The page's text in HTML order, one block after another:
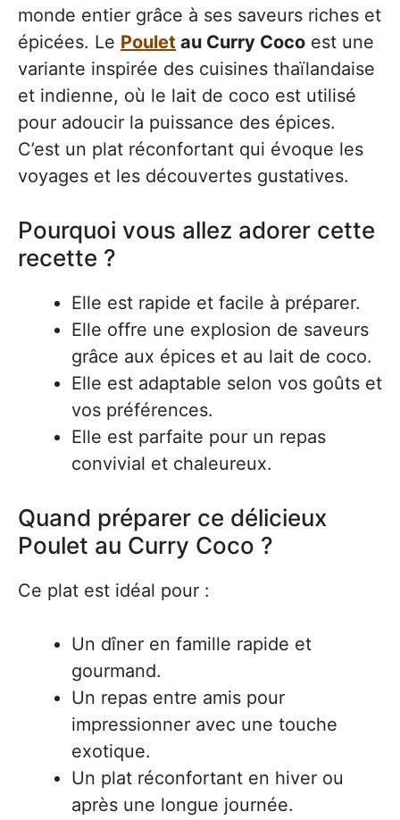
monde entier grâce à ses saveurs riches et
épicées. Le Poulet au Curry Coco est une
variante inspirée des cuisines thaïlandaise
et indienne, où le lait de coco est utilisé
pour adoucir la puissance des épices.
C’est un plat réconfortant qui évoque les
voyages et les découvertes gustatives.
Pourquoi vous allez adorer cette
recette ?
Elle est rapide et facile à préparer.
Elle offre une explosion de saveurs
grâce aux épices et au lait de coco.
Elle est adaptable selon vos goûts et
vos préférences.
Elle est parfaite pour un repas
convivial et chaleureux.
Quand préparer ce délicieux
Poulet au Curry Coco ?
Ce plat est idéal pour :
Un dîner en famille rapide et
gourmand.
Un repas entre amis pour
impressionner avec une touche
exotique.
Un plat réconfortant en hiver ou
après une longue journée.